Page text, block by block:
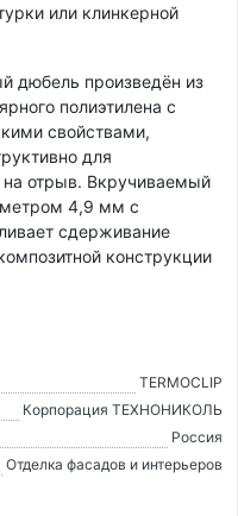
или клинкерной
дюбель произведён из
полиэтилена с
свойствами,
для
отрыв. Вкручиваемый
4,9 мм с
сдерживание
конструкции
TERMOCLIP
Корпорация ТЕХНОНИКОЛЬ
Россия
Отделка фасадов и интерьеров